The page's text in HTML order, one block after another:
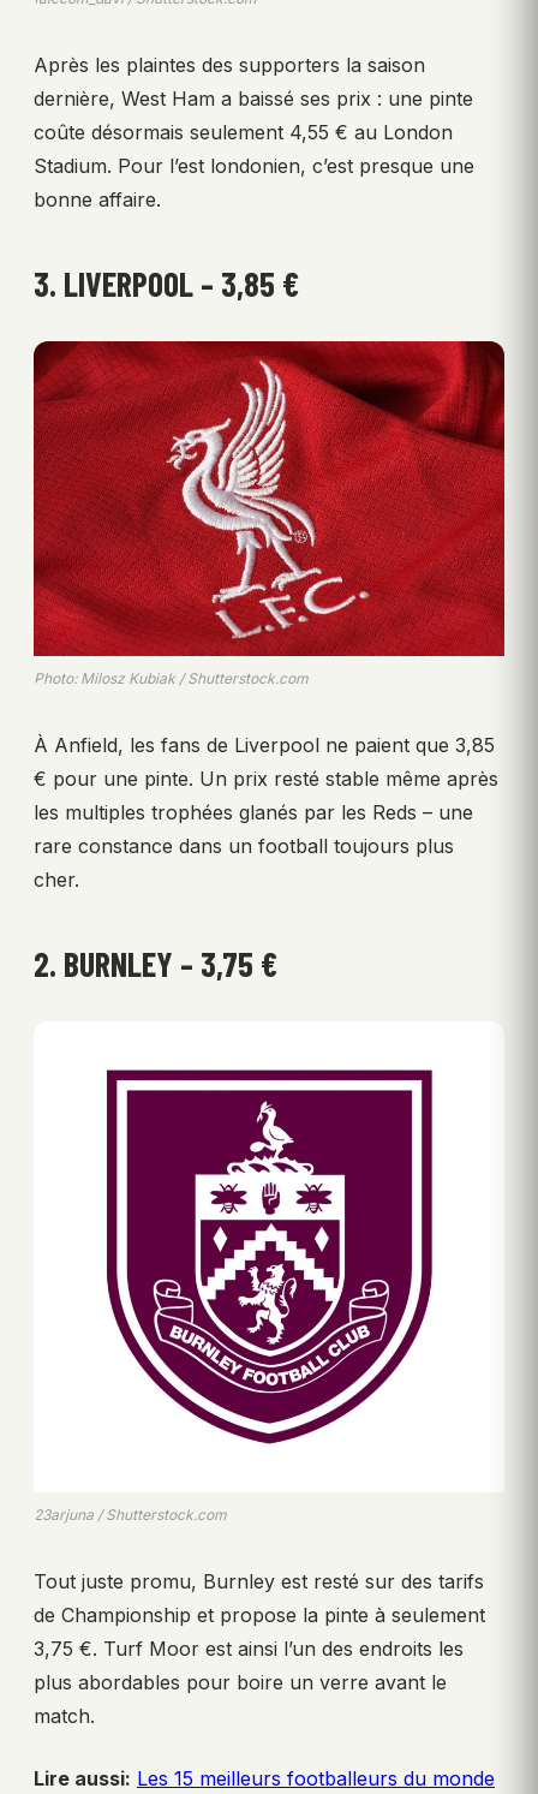
Après les plaintes des supporters la saison
dernière, West Ham a baissé ses prix : une pinte
coûte désormais seulement 4,55 € au London
Stadium. Pour l’est londonien, c’est presque une
bonne affaire.
3. LIVERPOOL – 3,85 €
Photo: Milosz Kubiak / Shutterstock.com
À Anfield, les fans de Liverpool ne paient que 3,85
€ pour une pinte. Un prix resté stable même après
les multiples trophées glanés par les Reds – une
rare constance dans un football toujours plus
cher.
2. BURNLEY – 3,75 €
23arjuna / Shutterstock.com
Tout juste promu, Burnley est resté sur des tarifs
de Championship et propose la pinte à seulement
3,75 €. Turf Moor est ainsi l’un des endroits les
plus abordables pour boire un verre avant le
match.
Lire aussi: Les 15 meilleurs footballeurs du monde